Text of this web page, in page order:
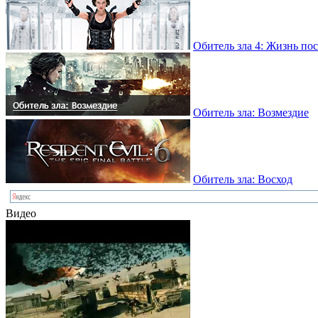
Обитель зла 4: Жизнь
Обитель зла: Возмездие
Обитель зла: Восход
Видео